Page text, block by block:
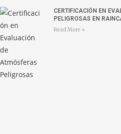
CERTIFICACIÓN EN
PELIGROSAS EN
Read More »